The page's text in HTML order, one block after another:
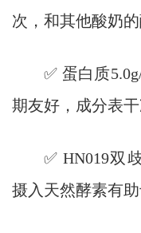
次，和其他酸奶
✅ 蛋白质
期友好，成分表
✅ HN019双
摄入天然酵素有